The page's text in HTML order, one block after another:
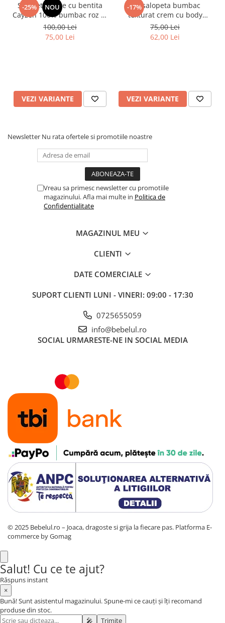
-25% NOU
Salopeta fetite cu bentita
Cayzen 100% bumbac roz 0-
9 luni
100,00 Lei
75,00 Lei
VEZI VARIANTE
-17%
Set salopeta bumbac
texturat crem cu body
bebelusi baieti Murat
75,00 Lei
62,00 Lei
VEZI VARIANTE
Newsletter Nu rata ofertele si promotiile noastre
Vreau sa primesc newsletter cu promotiile
magazinului. Afla mai multe in Politica de
Confidentialitate
MAGAZINUL MEU
CLIENTI
DATE COMERCIALE
SUPORT CLIENTI LUNI - VINERI: 09:00 - 17:30
0725655059
info@bebelul.ro
SOCIAL URMARESTE-NE IN SOCIAL MEDIA
© 2025 Bebelul.ro – Joaca, dragoste si grija la fiecare pas. Platforma E-
commerce by Gomag
Salut! Cu ce te ajut?
Răspuns instant
×
Bună! Sunt asistentul magazinului. Spune-mi ce cauți și îți recomand
produse din stoc.
🎤
Trimite